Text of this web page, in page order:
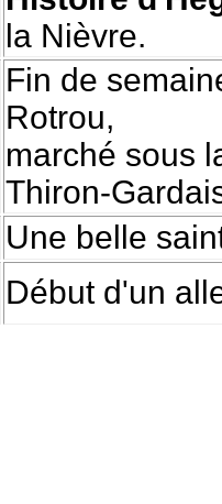
la Nièvre.
Fin de
Rotrou,
marché sous
Thiron-
Une belle
Début d'un